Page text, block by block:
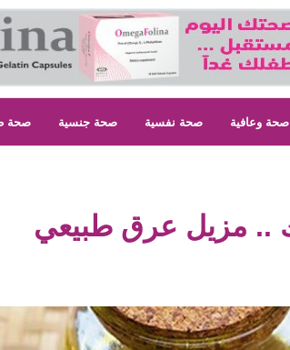
صحة وعافية صحة نفسية صحة جنسية صحة